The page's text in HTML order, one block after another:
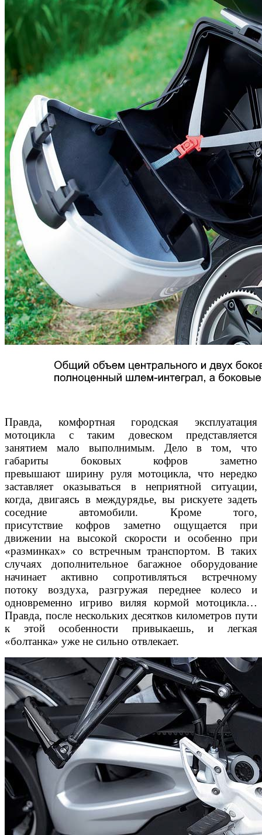
Правда, комфортная городская эксплуатация
мотоцикла с таким довеском представляется
занятием мало выполнимым.
Дело в том, что
габариты боковых кофров заметно
превышаютширину руля мотоцикла, что нередко
заставляет оказываться в неприятной ситуации,
когда, двигаясь в междурядье, вы рискуете задеть
соседние автомобили. Кроме того,
присутствиекофров заметно ощущается при
движении на высокой скорости и особенно при
«разминках» со встречным транспортом. В таких
случаях дополнительное багажное оборудование
начинает активно сопротивляться встречному
потоку воздуха, разгружая переднее колесо и
одновременно игриво виляя кормой мотоцикла…
Правда, после нескольких десятков километров пути
к этой особенности привыкаешь, и легкая
«болтанка» уже не сильно отвлекает.